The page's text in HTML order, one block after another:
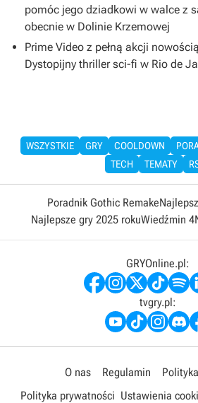
pomóc jego dziadkowi w walce z
obecnie w Dolinie Krzemowej
Prime Video z pełną akcji
Dystopijny thriller sci-fi w Rio de
WSZYSTKIE GRY COOLDOWN
TECH
TEMATY
Poradnik Gothic Remake
Najlepsze gry 2025 rokuWiedźmin 4
GRYOnline.pl:
tvgry.pl:
O nas Regulamin
Polityka prywatności Ustawienia